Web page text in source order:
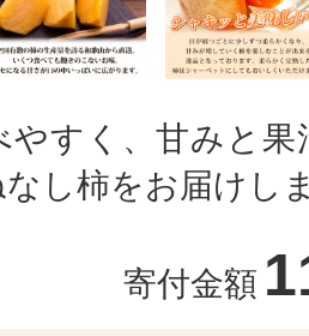
やすく、甘みと果
し柿をお届けし
寄付金額